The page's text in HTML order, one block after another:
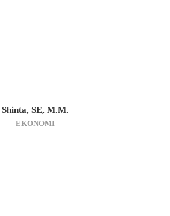
Shinta, SE, M.M.
EKONOMI